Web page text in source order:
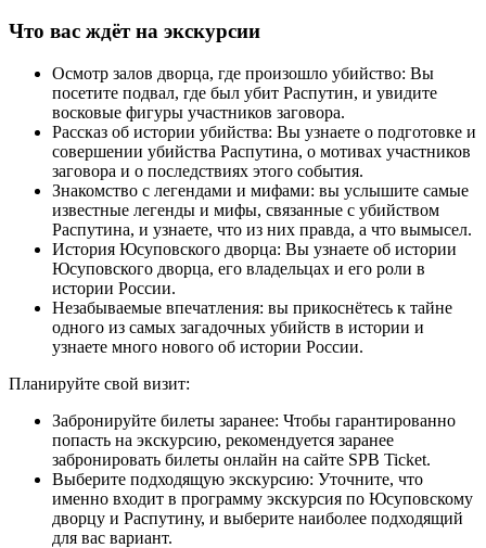
Что вас ждёт на экскурсии
Осмотр залов дворца, где произошло убийство: Вы
посетите подвал, где был убит Распутин, и увидите
восковые фигуры участников заговора.
Рассказ об истории убийства: Вы узнаете о подготовке и
совершении убийства Распутина, о мотивах участников
заговора и о последствиях этого события.
Знакомство с легендами и мифами: вы услышите самые
известные легенды и мифы, связанные с убийством
Распутина, и узнаете, что из них правда, а что вымысел.
История Юсуповского дворца: Вы узнаете об истории
Юсуповского дворца, его владельцах и его роли в
истории России.
Незабываемые впечатления: вы прикоснётесь к тайне
одного из самых загадочных убийств в истории и
узнаете много нового об истории России.
Планируйте свой визит:
Забронируйте билеты заранее: Чтобы гарантированно
попасть на экскурсию, рекомендуется заранее
забронировать билеты онлайн на сайте SPB Ticket.
Выберите подходящую экскурсию: Уточните, что
именно входит в программу экскурсия по Юсуповскому
дворцу и Распутину, и выберите наиболее подходящий
для вас вариант.